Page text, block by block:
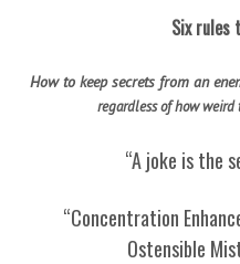
Six rules
How to keep secrets from an
regardless of how
“A joke is the
“Concentration
Ostensible